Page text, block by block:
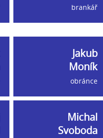
brankář
Jakub
Moník
obránce
Michal
Svoboda